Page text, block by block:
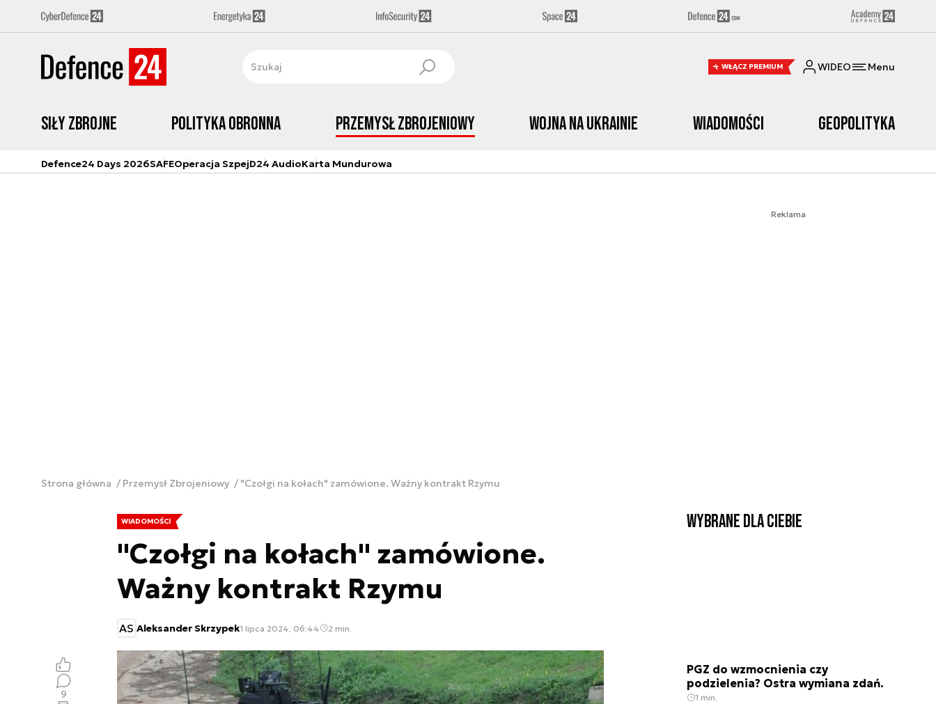
WŁĄCZ PREMIUM WIDEO Menu
Siły zbrojne Polityka obronna Przemysł Zbrojeniowy Wojna na Ukrainie Wiadomości Geopolityka
Defence24 Days 2026SAFEOperacja SzpejD24 AudioKarta Mundurowa
Reklama
Strona główna Przemysł Zbrojeniowy "Czołgi na kołach" zamówione. Ważny kontrakt Rzymu
WIADOMOŚCI
"Czołgi na kołach" zamówione.
Ważny kontrakt Rzymu
AS Aleksander Skrzypek1 lipca 2024, 06:44 2 min.
9
Wybrane dla Ciebie
PGZ do wzmocnienia czy
podzielenia? Ostra wymiana zdań.
1 min.